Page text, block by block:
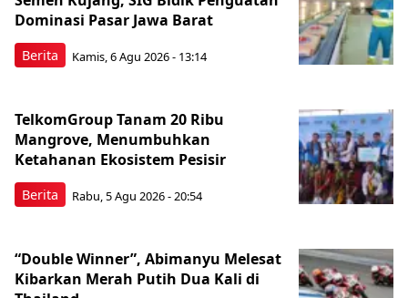
Berita
Dominasi Pasar Jawa Barat
Kamis, 6 Agu 2026 - 13:14
Berita
TelkomGroup Tanam 20 Ribu
Mangrove, Menumbuhkan
Ketahanan Ekosistem Pesisir
Rabu, 5 Agu 2026 - 20:54
“Double Winner”, Abimanyu Melesat
Kibarkan Merah Putih Dua Kali di